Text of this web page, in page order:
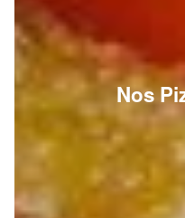
Nos